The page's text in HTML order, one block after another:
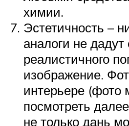
химии.
Эстетичность –
аналоги не дадут
реалистичного
изображение.
интерьере (фото
посмотреть
не только дань